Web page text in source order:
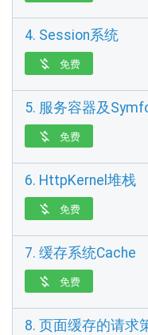
4. Session系统
 免费
5. 服务容器及
 免费
6. HttpKernel堆栈
 免费
7. 缓存系统Cache
 免费
8. 页面缓存的请求